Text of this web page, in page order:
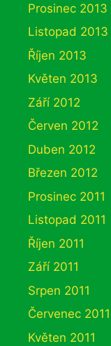
Prosinec 2013
Listopad 2013
Říjen 2013
Květen 2013
Září 2012
Červen 2012
Duben 2012
Březen 2012
Prosinec 2011
Listopad 2011
Říjen 2011
Září 2011
Srpen 2011
Červenec 2011
Květen 2011